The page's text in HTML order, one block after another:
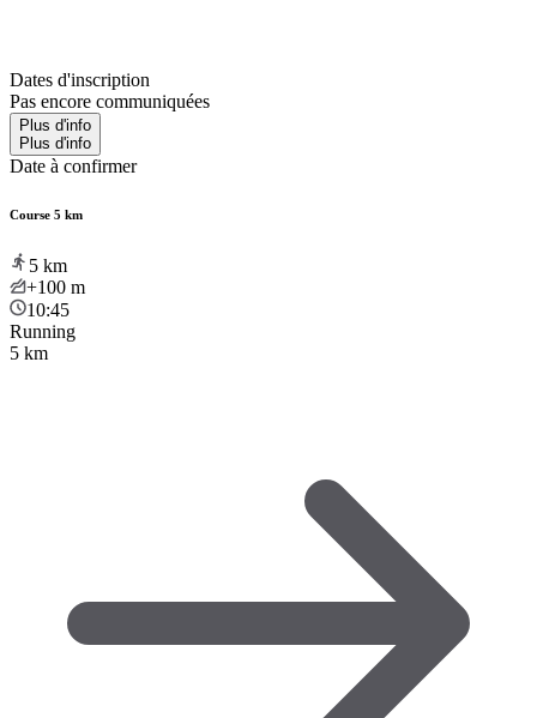
Dates d'inscription
Pas encore communiquées
Plus d'info
Plus d'info
Date à confirmer
Course 5 km
5 km
+100 m
10:45
Running
5 km